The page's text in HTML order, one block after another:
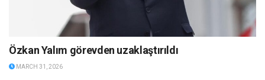
Özkan Yalım görevden uzaklaştırıldı
MARCH 31, 2026